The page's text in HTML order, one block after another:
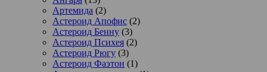
Артемида (2)
Астероид Апофис (2)
Астероид Бенну (3)
Астероид Психея (2)
Астероид Рюгу (3)
Астероид Фаэтон (1)